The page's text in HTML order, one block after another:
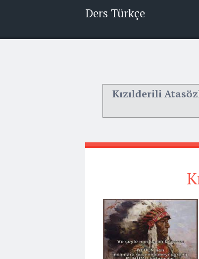
Ders Türkçe
Kızılderili